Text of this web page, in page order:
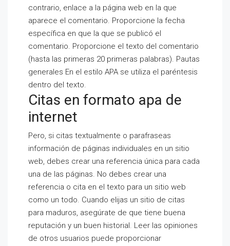
contrario, enlace a la página web en la que
aparece el comentario. Proporcione la fecha
específica en que la que se publicó el
comentario. Proporcione el texto del comentario
(hasta las primeras 20 primeras palabras). Pautas
generales En el estilo APA se utiliza el paréntesis
dentro del texto.
Citas en formato apa de
internet
Pero, si citas textualmente o parafraseas
información de páginas individuales en un sitio
web, debes crear una referencia única para cada
una de las páginas. No debes crear una
referencia o cita en el texto para un sitio web
como un todo. Cuando elijas un sitio de citas
para maduros, asegúrate de que tiene buena
reputación y un buen historial. Leer las opiniones
de otros usuarios puede proporcionar